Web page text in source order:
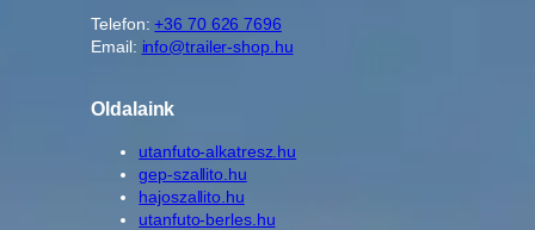
Telefon:+36 70 626 7696
Email: info@trailer-shop.hu
Oldalaink
utanfuto-alkatresz.hu
gep-szallito.hu
hajoszallito.hu
utanfuto-berles.hu